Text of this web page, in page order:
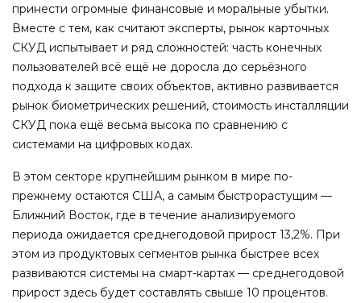
принести огромные финансовые и моральные убытки.
Вместе с тем, как считают эксперты, рынок карточных
СКУД испытывает и ряд сложностей: часть конечных
пользователей всё ещё не доросла до серьёзного
подхода к защите своих объектов, активно развивается
рынок биометрических решений, стоимость инсталляции
СКУД пока ещё весьма высока по сравнению с
системами на цифровых кодах.
В этом секторе крупнейшим рынком в мире по-
прежнему остаются США, а самым быстрорастущим —
Ближний Восток, где в течение анализируемого
периода ожидается среднегодовой прирост 13,2%. При
этом из продуктовых сегментов рынка быстрее всех
развиваются системы на смарт-картах — среднегодовой
прирост здесь будет составлять свыше 10 процентов.